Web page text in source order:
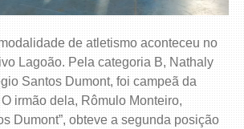
de atletismo aconteceu no
Lagoão. Pela categoria B, Nathaly
Santos Dumont, foi campeã da
irmão dela, Rômulo Monteiro,
Dumont”, obteve a segunda posição